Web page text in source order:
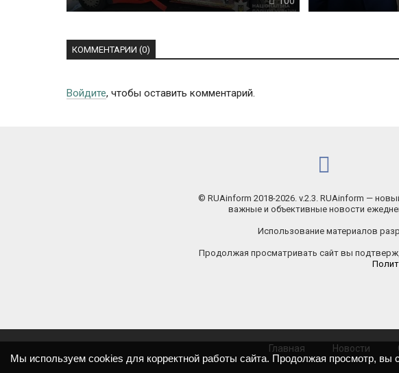
КОММЕНТАРИИ (0)
Войдите, чтобы оставить комментарий.
© RUAinform 2018-2026. v.2.3. RUAinform —
важные и объективные новости
Использование материалов
Продолжая просматривать сайт вы
Главная Новости
Мы используем cookies для корректной работы сайта. Продолжая просмотр, вы